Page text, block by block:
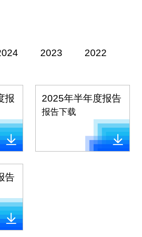
2023 2022
报
2025年半年度报告
报告下载
告